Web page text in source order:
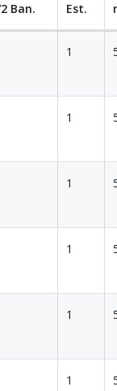
Ban. Est.
1
1
1
1
1
1